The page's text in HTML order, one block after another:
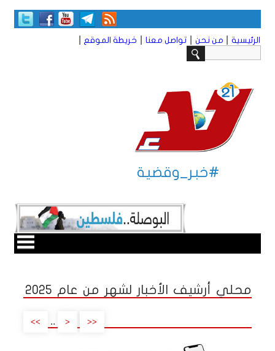
الرئيسية من نحن تواصل معنا خريطة الموقع
#خبر_وقضية
محلي أرشيف الأخبار لشهر من عام 2025
<<
<
..
>>